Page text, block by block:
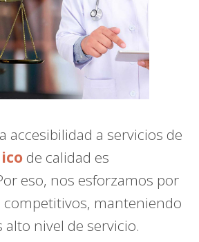
accesibilidad a servicios de
de calidad es
eso, nos esforzamos por
competitivos, manteniendo
alto nivel de servicio.